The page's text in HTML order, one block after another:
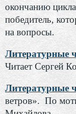
окончанию
победитель,
на вопросы.
Литературные
Читает Сергей
Литературные
ветров». По